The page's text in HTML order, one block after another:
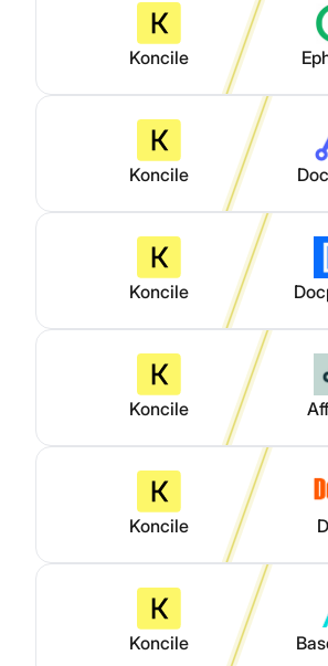
Koncile
Koncile
Koncile
Koncile
Koncile
Koncile